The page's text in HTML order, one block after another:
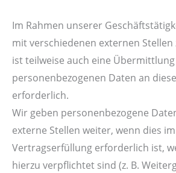
Im Rahmen unserer
mit verschiedenen externen Stellen
ist teilweise auch eine
personenbezogenen Daten an
erforderlich.
Wir geben personenbezogene
externe Stellen weiter, wenn dies
Vertragserfüllung erforderlich ist,
hierzu verpflichtet sind (z. B.